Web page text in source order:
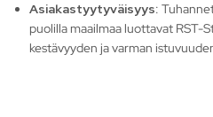
Asiakastyytyväisyys:
puolilla maailmaa luottavat RST-
kestävyyden ja varman